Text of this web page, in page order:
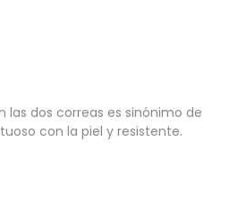
las dos correas es sinónimo de
con la piel y resistente.